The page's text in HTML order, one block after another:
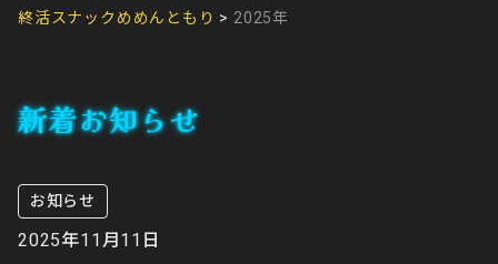
終活スナックめめんともり > 2025年
新着お知らせ
お知らせ
2025年11月11日